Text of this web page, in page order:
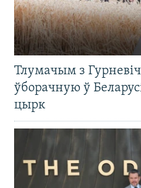
Тлумачым з
ўборачную ў
цырк